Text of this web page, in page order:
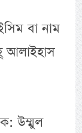
বা নাম
আলাইহাস
উম্মুল